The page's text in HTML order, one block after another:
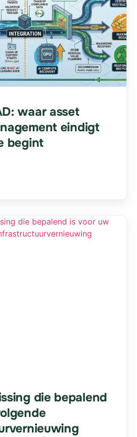
waar asset
eindigt
begint
die bepalend